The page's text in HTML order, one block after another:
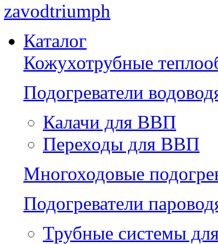
zavodtriumph
Каталог
Кожухотрубные
Подогреватели
Калачи для ВВП
Переходы для ВВП
Многоходовые
Подогреватели
Трубные системы